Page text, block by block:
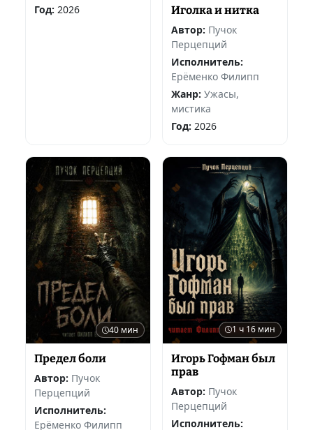
Год: 2026
Иголка и нитка
Автор: Пучок
Перцепций
Исполнитель:
Ерёменко Филипп
Жанр: Ужасы,
мистика
Год: 2026
40 мин
Предел боли
Автор: Пучок
Перцепций
Исполнитель:
Ерёменко Филипп
1 ч 16 мин
Игорь Гофман был
прав
Автор: Пучок
Перцепций
Исполнитель: